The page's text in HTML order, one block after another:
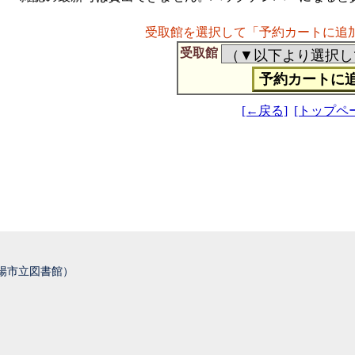
受取館を選択して「予約カートに追
受取館
[←戻る] [トップペ
立図書館）